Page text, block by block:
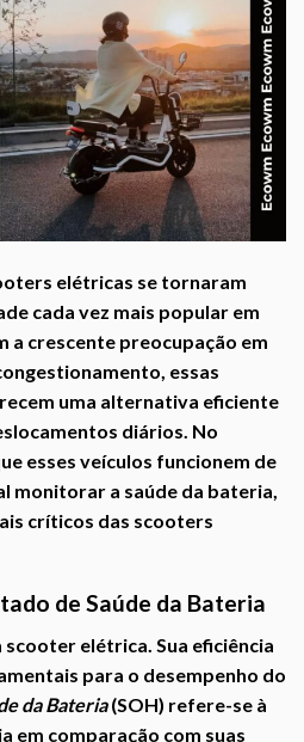
elétricas se tornaram
cada vez mais popular em
a crescente preocupação em
essas
uma alternativa eficiente
diários. No
esses veículos funcionem de
monitorar a saúde da bateria,
críticos das scooters
de Saúde da Bateria
elétrica. Sua eficiência
para o desempenho do
da Bateria(SOH) refere-se à
em comparação com suas